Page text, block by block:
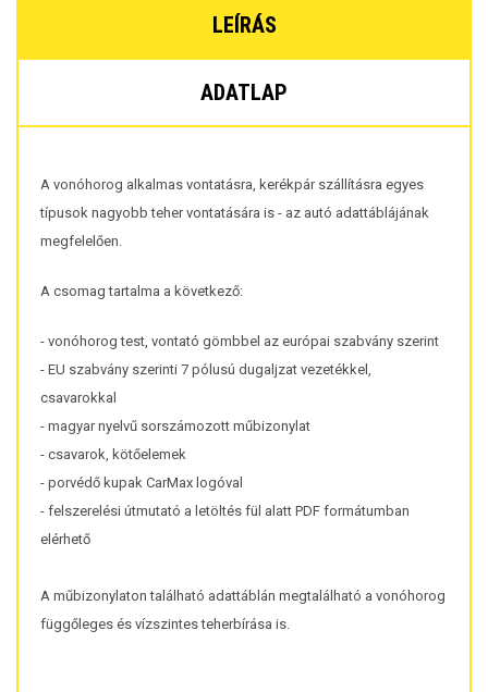
LEÍRÁS
ADATLAP
A vonóhorog alkalmas vontatásra, kerékpár szállításra egyes
típusok nagyobb teher vontatására is - az autó adattáblájának
megfelelően.
A csomag tartalma a következő:
- vonóhorog test, vontató gömbbel az európai szabvány szerint
- EU szabvány szerinti 7 pólusú dugaljzat vezetékkel,
csavarokkal
- magyar nyelvű sorszámozott műbizonylat
- csavarok, kötőelemek
- porvédő kupak CarMax logóval
- felszerelési útmutató a letöltés fül alatt PDF formátumban
elérhető
A műbizonylaton található adattáblán megtalálható a vonóhorog
függőleges és vízszintes teherbírása is.